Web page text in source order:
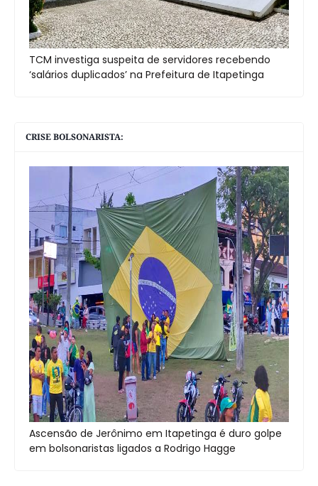
TCM investiga suspeita de servidores recebendo
‘salários duplicados’ na Prefeitura de Itapetinga
CRISE BOLSONARISTA:
Ascensão de Jerônimo em Itapetinga é duro golpe
em bolsonaristas ligados a Rodrigo Hagge